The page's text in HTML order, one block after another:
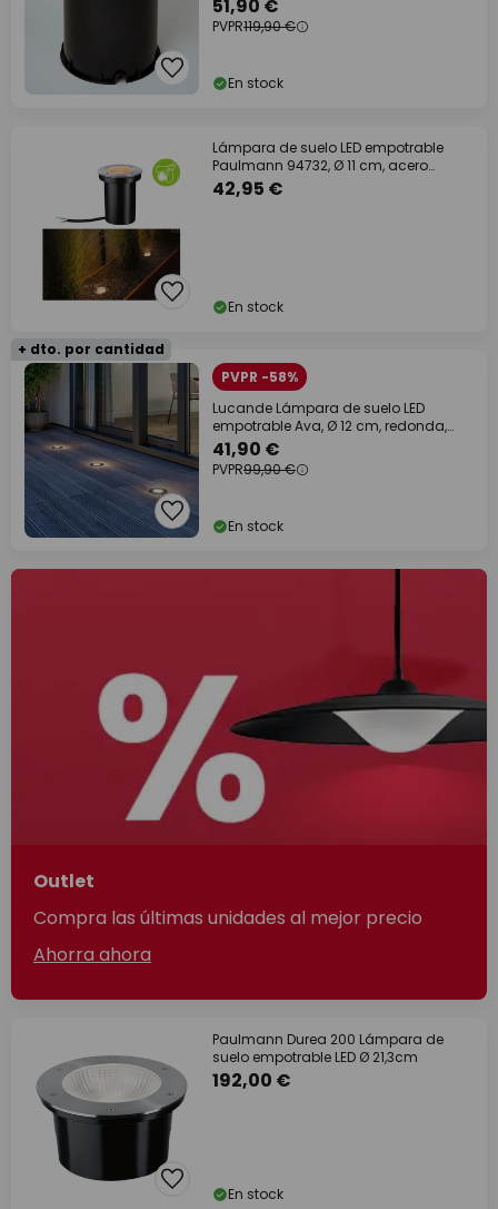
51,90 €
PVPR119,90 €
En stock
Lámpara de suelo LED empotrable
Paulmann 94732, Ø 11 cm, acero
inoxidable
42,95 €
En stock
+ dto. por cantidad
PVPR -58%
Lucande Lámpara de suelo LED
empotrable Ava, Ø 12 cm, redonda,
IP67
41,90 €
PVPR99,90 €
En stock
Outlet
Compra las últimas unidades al mejor precio
Ahorra ahora
Paulmann Durea 200 Lámpara de
suelo empotrable LED Ø 21,3cm
192,00 €
En stock